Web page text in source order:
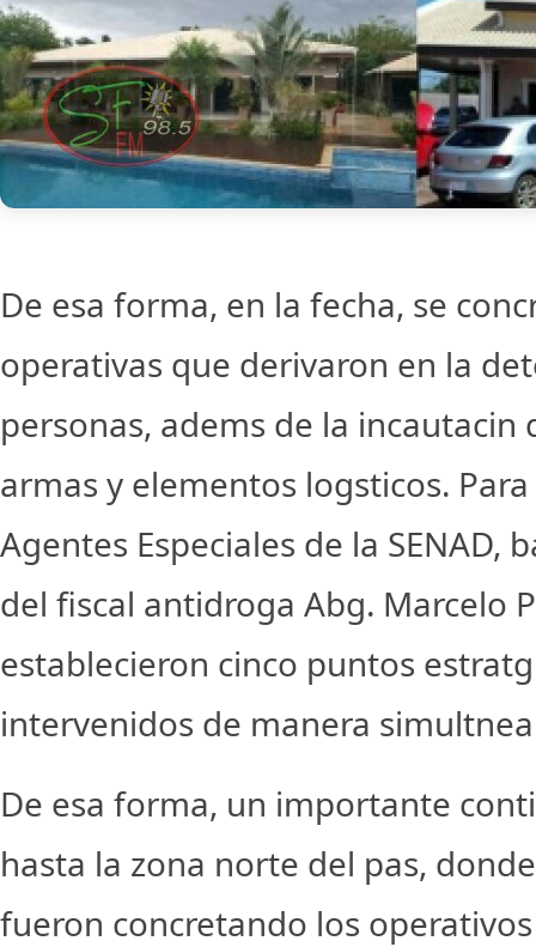
De esa forma, en la fecha, se
operativas que derivaron en la
personas, adems de la incautacin
armas y elementos logsticos.
Agentes Especiales de la SENAD,
del fiscal antidroga Abg. Marcelo
establecieron cinco puntos
intervenidos de manera
De esa forma, un importante
hasta la zona norte del pas,
fueron concretando los